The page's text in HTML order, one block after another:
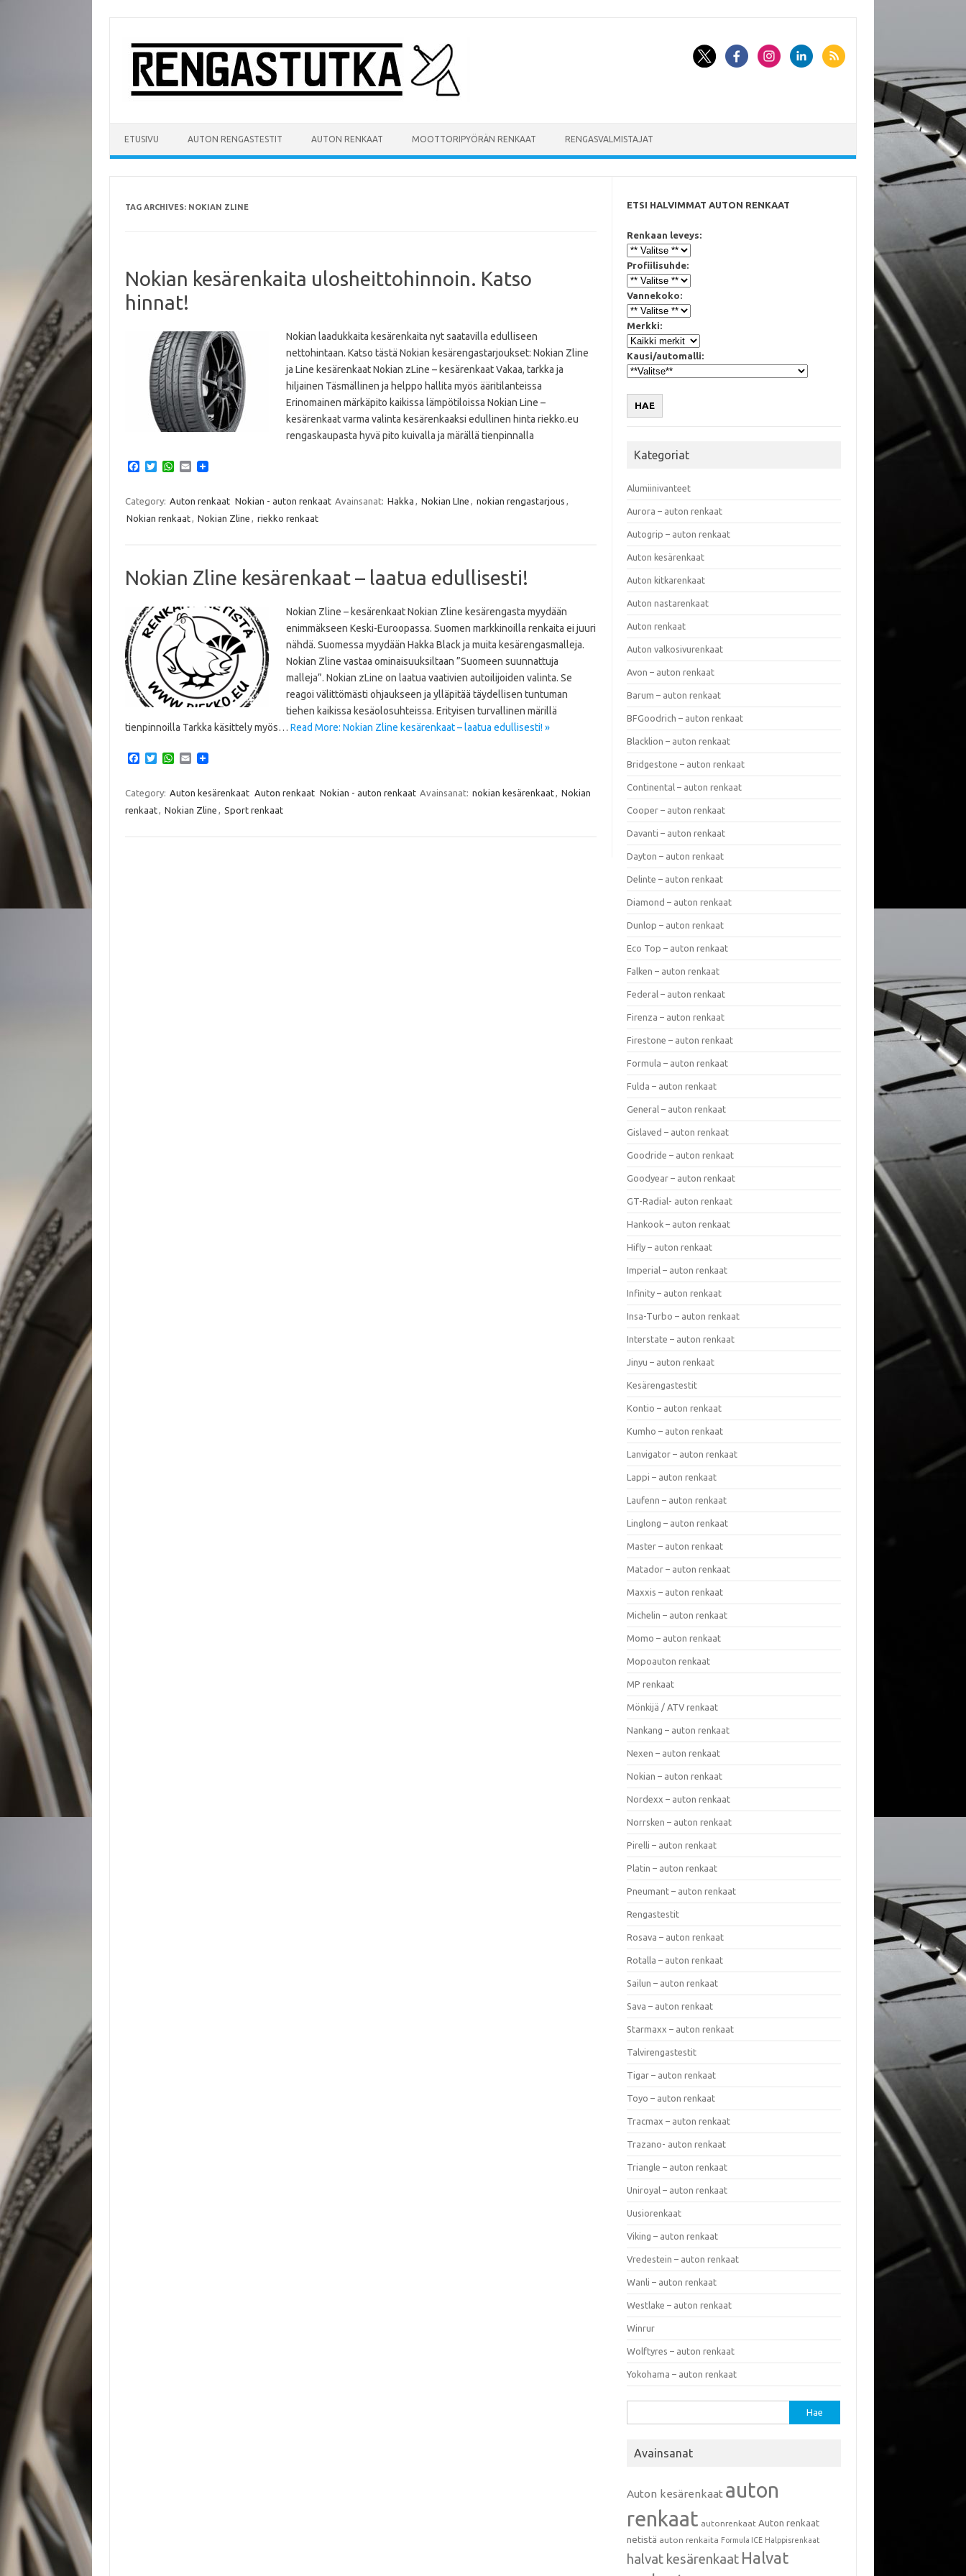
content
ETUSIVU AUTON RENGASTESTIT AUTON RENKAAT MOOTTORIPYÖRÄN RENKAAT RENGASVALMISTAJAT
TAG ARCHIVES: NOKIAN ZLINE
Nokian kesärenkaita ulosheittohinnoin. Katso
hinnat!
Nokian laadukkaita kesärenkaita nyt saatavilla edulliseen
nettohintaan. Katso tästä Nokian kesärengastarjoukset: Nokian Zline
ja Line kesärenkaat Nokian zLine – kesärenkaat Vakaa, tarkka ja
hiljainen Täsmällinen ja helppo hallita myös ääritilanteissa
Erinomainen märkäpito kaikissa lämpötiloissa Nokian Line –
kesärenkaat varma valinta kesärenkaaksi edullinen hinta riekko.eu
rengaskaupasta hyvä pito kuivalla ja märällä tienpinnalla
e
b
o
T
t
e
W
t
A
E
i
Category: Auton renkaat Nokian - auton renkaat Avainsanat: Hakka , Nokian LIne , nokian rengastarjous ,
Nokian renkaat, Nokian Zline , riekko renkaat
Nokian Zline kesärenkaat – laatua edullisesti!
Nokian Zline – kesärenkaat Nokian Zline kesärengasta myydään
enimmäkseen Keski-Euroopassa. Suomen markkinoilla renkaita ei juuri
nähdä. Suomessa myydään Hakka Black ja muita kesärengasmalleja.
Nokian Zline vastaa ominaisuuksiltaan ”Suomeen suunnattuja
malleja”. Nokian zLine on laatua vaativien autoilijoiden valinta. Se
reagoi välittömästi ohjaukseen ja ylläpitää täydellisen tuntuman
tiehen kaikissa kesäolosuhteissa. Erityisen turvallinen märillä
tienpinnoilla Tarkka käsittely myös… Read More: Nokian Zline kesärenkaat – laatua edullisesti! »
e
b
o
T
t
e
W
t
s
A
E
i
Category: Auton kesärenkaat Auton renkaat Nokian - auton renkaat Avainsanat: nokian kesärenkaat, Nokian
renkaat, Nokian Zline , Sport renkaat
ETSI HALVIMMAT AUTON RENKAAT
Renkaan leveys:
Profiilisuhde:
Vannekoko:
Merkki:
Kausi/automalli:
HAE
Kategoriat
Alumiinivanteet
Aurora – auton renkaat
Autogrip – auton renkaat
Auton kesärenkaat
Auton kitkarenkaat
Auton nastarenkaat
Auton renkaat
Auton valkosivurenkaat
Avon – auton renkaat
Barum – auton renkaat
BFGoodrich – auton renkaat
Blacklion – auton renkaat
Bridgestone – auton renkaat
Continental – auton renkaat
Cooper – auton renkaat
Davanti – auton renkaat
Dayton – auton renkaat
Delinte – auton renkaat
Diamond – auton renkaat
Dunlop – auton renkaat
Eco Top – auton renkaat
Falken – auton renkaat
Federal – auton renkaat
Firenza – auton renkaat
Firestone – auton renkaat
Formula – auton renkaat
Fulda – auton renkaat
General – auton renkaat
Gislaved – auton renkaat
Goodride – auton renkaat
Goodyear – auton renkaat
GT-Radial- auton renkaat
Hankook – auton renkaat
Hifly – auton renkaat
Imperial – auton renkaat
Infinity – auton renkaat
Insa-Turbo – auton renkaat
Interstate – auton renkaat
Jinyu – auton renkaat
Kesärengastestit
Kontio – auton renkaat
Kumho – auton renkaat
Lanvigator – auton renkaat
Lappi – auton renkaat
Laufenn – auton renkaat
Linglong – auton renkaat
Master – auton renkaat
Matador – auton renkaat
Maxxis – auton renkaat
Michelin – auton renkaat
Momo – auton renkaat
Mopoauton renkaat
MP renkaat
Mönkijä / ATV renkaat
Nankang – auton renkaat
Nexen – auton renkaat
Nokian – auton renkaat
Nordexx – auton renkaat
Norrsken – auton renkaat
Pirelli – auton renkaat
Platin – auton renkaat
Pneumant – auton renkaat
Rengastestit
Rosava – auton renkaat
Rotalla – auton renkaat
Sailun – auton renkaat
Sava – auton renkaat
Starmaxx – auton renkaat
Talvirengastestit
Tigar – auton renkaat
Toyo – auton renkaat
Tracmax – auton renkaat
Trazano- auton renkaat
Triangle – auton renkaat
Uniroyal – auton renkaat
Uusiorenkaat
Viking – auton renkaat
Vredestein – auton renkaat
Wanli – auton renkaat
Westlake – auton renkaat
Winrur
Wolftyres – auton renkaat
Yokohama – auton renkaat
Avainsanat
Auton kesärenkaat auton
renkaat autonrenkaat Auton renkaat
netistä auton renkaita Formula ICE Halppisrenkaat
halvat kesärenkaat Halvat